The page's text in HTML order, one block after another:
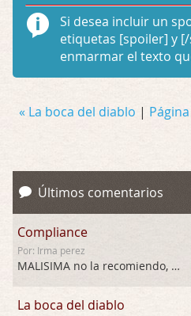
Si desea incluir un
etiquetas [spoiler] y
enmarmar el texto
« La boca del diablo |
Últimos comentarios
Compliance
Por: Irma perez
MALISIMA no la recomiendo, …
La boca del diablo